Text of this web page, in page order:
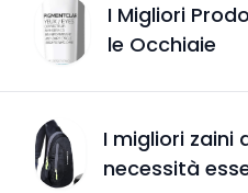
I Migliori
le Occhiaie
I migliori zaini
necessità